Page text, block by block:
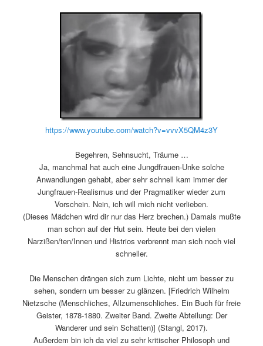
https://www.youtube.com/watch?v=vvvX5QM4z3Y
Begehren, Sehnsucht, Träume …
Ja, manchmal hat auch eine Jungdfrauen-Unke solche
Anwandlungen gehabt, aber sehr schnell kam immer der
Jungfrauen-Realismus und der Pragmatiker wieder zum
Vorschein. Nein, ich will mich nicht verlieben.
(Dieses Mädchen wird dir nur das Herz brechen.) Damals mußte
man schon auf der Hut sein. Heute bei den vielen
Narzißen/ten/Innen und Histrios verbrennt man sich noch viel
schneller.
Die Menschen drängen sich zum Lichte, nicht um besser zu
sehen, sondern um besser zu glänzen. [Friedrich Wilhelm
Nietzsche (Menschliches, Allzumenschliches. Ein Buch für freie
Geister, 1878-1880. Zweiter Band. Zweite Abteilung: Der
Wanderer und sein Schatten)] (Stangl, 2017).
Außerdem bin ich da viel zu sehr kritischer Philosoph und